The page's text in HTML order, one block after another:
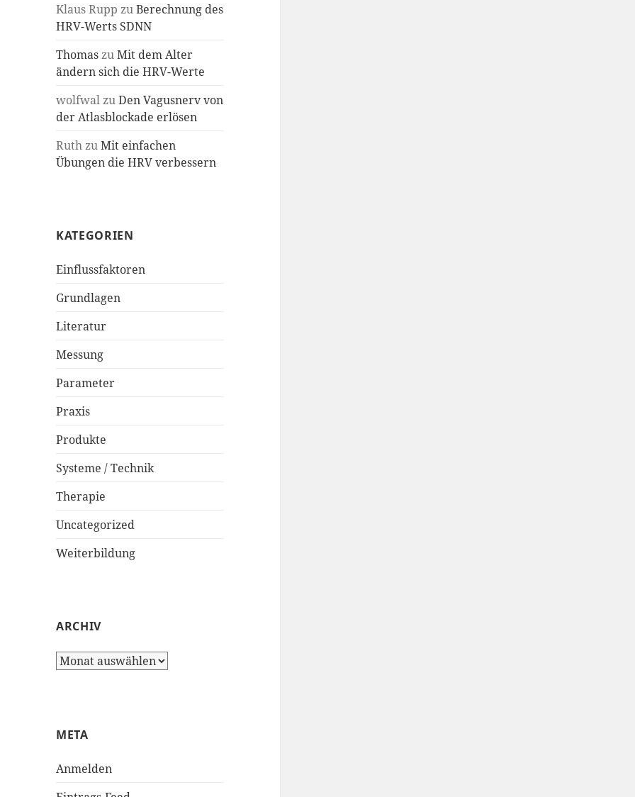
Klaus Rupp zuBerechnung des
HRV-Werts SDNN
ThomaszuMit dem Alter
ändern sich die HRV-Werte
wolfwalzuDen Vagusnerv von
der Atlasblockade erlösen
RuthzuMit einfachen
Übungen die HRV verbessern
KATEGORIEN
Einflussfaktoren
Grundlagen
Literatur
Messung
Parameter
Praxis
Produkte
Systeme / Technik
Therapie
Uncategorized
Weiterbildung
ARCHIV
Archiv
META
Anmelden